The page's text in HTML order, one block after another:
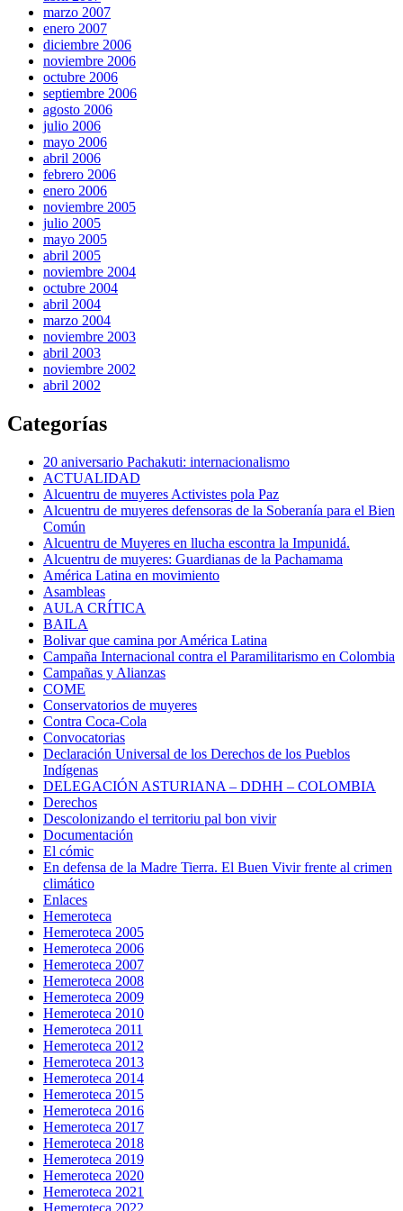
marzo 2007
enero 2007
diciembre 2006
noviembre 2006
octubre 2006
septiembre 2006
agosto 2006
julio 2006
mayo 2006
abril 2006
febrero 2006
enero 2006
noviembre 2005
julio 2005
mayo 2005
abril 2005
noviembre 2004
octubre 2004
abril 2004
marzo 2004
noviembre 2003
abril 2003
noviembre 2002
abril 2002
Categorías
20 aniversario Pachakuti: internacionalismo
ACTUALIDAD
Alcuentru de muyeres Activistes pola Paz
Alcuentru de muyeres defensoras de la Soberanía para el Bien
Común
Alcuentru de Muyeres en llucha escontra la Impunidá.
Alcuentru de muyeres: Guardianas de la Pachamama
América Latina en movimiento
Asambleas
AULA CRÍTICA
BAILA
Bolivar que camina por América Latina
Campaña Internacional contra el Paramilitarismo en Colombia
Campañas y Alianzas
COME
Conservatorios de muyeres
Contra Coca-Cola
Convocatorias
Declaración Universal de los Derechos de los Pueblos
Indígenas
DELEGACIÓN ASTURIANA – DDHH – COLOMBIA
Derechos
Descolonizando el territoriu pal bon vivir
Documentación
El cómic
En defensa de la Madre Tierra. El Buen Vivir frente al crimen
climático
Enlaces
Hemeroteca
Hemeroteca 2005
Hemeroteca 2006
Hemeroteca 2007
Hemeroteca 2008
Hemeroteca 2009
Hemeroteca 2010
Hemeroteca 2011
Hemeroteca 2012
Hemeroteca 2013
Hemeroteca 2014
Hemeroteca 2015
Hemeroteca 2016
Hemeroteca 2017
Hemeroteca 2018
Hemeroteca 2019
Hemeroteca 2020
Hemeroteca 2021
Hemeroteca 2022